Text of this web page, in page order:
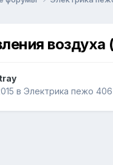
воздуха
в Электрика пежо 406